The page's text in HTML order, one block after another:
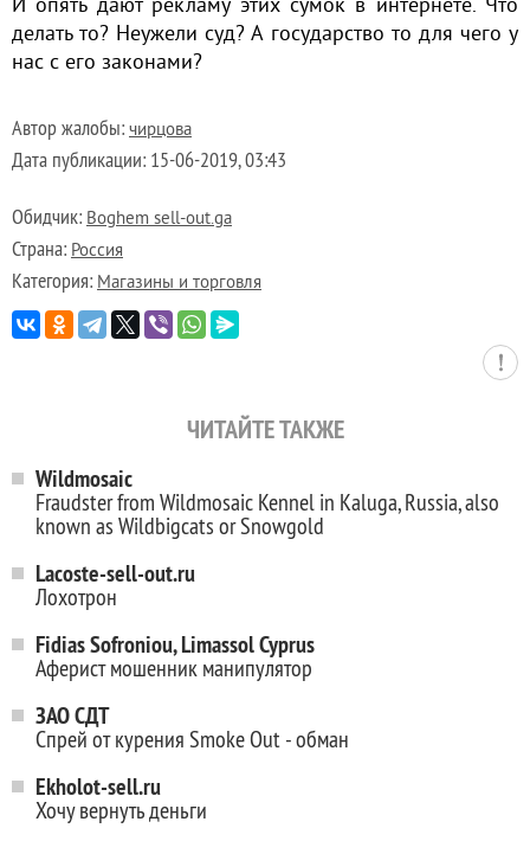
И опять дают рекламу этих сумок в интернете. Что
делать то? Неужели суд? А государство то для чего у
нас с его законами?
Автор жалобы: чирцова
Дата публикации: 15-06-2019, 03:43
Обидчик: Boghem sell-out.ga
Страна: Россия
Категория: Магазины и торговля
ЧИТАЙТЕ ТАКЖЕ
Wildmosaic
Fraudster from Wildmosaic Kennel in Kaluga, Russia, also
known as Wildbigcats or Snowgold
Lacoste-sell-out.ru
Лохотрон
Fidias Sofroniou, Limassol Cyprus
Аферист мошенник манипулятор
ЗАО СДТ
Спрей от курения Smoke Out - обман
Ekholot-sell.ru
Хочу вернуть деньги